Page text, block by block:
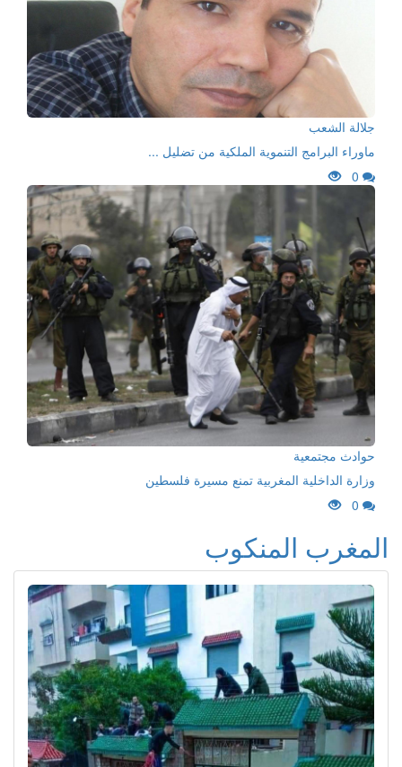
جلالة الشعب
ماوراء البرامج التنموية الملكية من تضليل ...
0
حوادث مجتمعية
وزارة الداخلية المغربية تمنع مسيرة فلسطين
0
المغرب المنكوب